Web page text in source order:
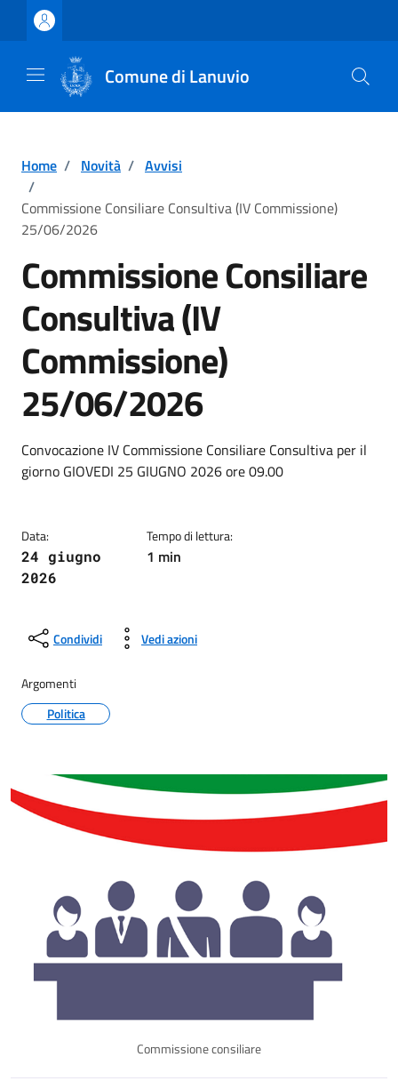
Vai ai contenuti
Vai al footer
Comune di Lanuvio
Home / Novità / Avvisi
/
Commissione Consiliare Consultiva (IV Commissione)
25/06/2026
Commissione Consiliare
Consultiva (IV
Commissione)
25/06/2026
Dettagli della notizia
Convocazione IV Commissione Consiliare Consultiva per il
giorno GIOVEDI 25 GIUGNO 2026 ore 09.00
Data:
24 giugno
2026
Tempo di lettura:
1 min
Condividi Vedi azioni
Argomenti
Politica
Commissione consiliare